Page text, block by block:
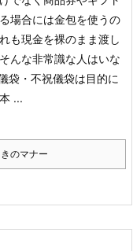
場合には金包を使うの
も現金を裸のまま渡し
んな非常識な人はいな
袋・不祝儀袋は目的に
...
のマナー